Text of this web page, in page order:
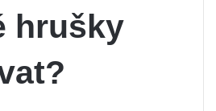
hrušky